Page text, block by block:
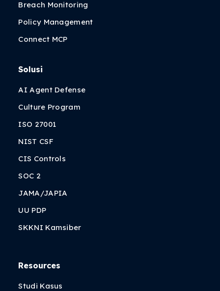
Breach Monitoring
Policy Management
Connect MCP
Solusi
AI Agent Defense
Culture Program
ISO 27001
NIST CSF
CIS Controls
SOC 2
JAMA/JAPIA
UU PDP
SKKNI Kamsiber
Resources
Studi Kasus